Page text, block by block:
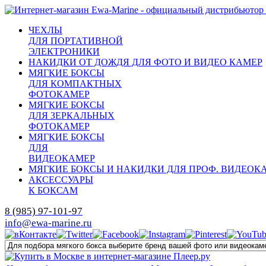
ЧЕХЛЫ
ДЛЯ ПОРТАТИВНОЙ
ЭЛЕКТРОНИКИ
НАКИДКИ ОТ ДОЖДЯ ДЛЯ ФОТО И ВИДЕО КАМЕР
МЯГКИЕ БОКСЫ
ДЛЯ КОМПАКТНЫХ
ФОТОКАМЕР
МЯГКИЕ БОКСЫ
ДЛЯ ЗЕРКАЛЬНЫХ
ФОТОКАМЕР
МЯГКИЕ БОКСЫ
ДЛЯ
ВИДЕОКАМЕР
МЯГКИЕ БОКСЫ И НАКИДКИ ДЛЯ ПРОФ.
АКСЕССУАРЫ
К БОКСАМ
8 (985) 97-101-97
info@ewa-marine.ru